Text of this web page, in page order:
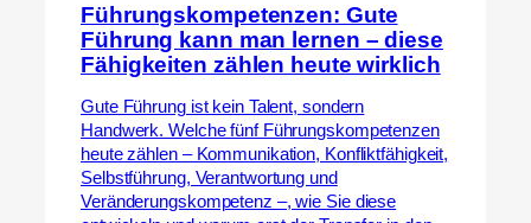
Führungskompetenzen: Gute
Führung kann man lernen – diese
Fähigkeiten zählen heute wirklich
Gute Führung ist kein Talent, sondern
Handwerk. Welche fünf Führungskompetenzen
heute zählen – Kommunikation, Konfliktfähigkeit,
Selbstführung, Verantwortung und
Veränderungskompetenz –, wie Sie diese